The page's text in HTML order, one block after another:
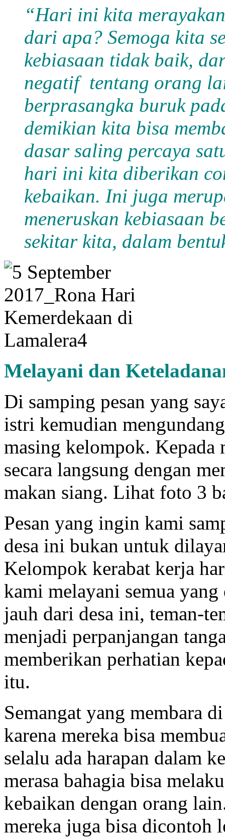
“Hari ini kita
dari apa? Semoga kita
kebiasaan tidak baik,
negatif tentang orang
berprasangka buruk
demikian kita bisa
dasar saling percaya
hari ini kita diberikan
kebaikan. Ini juga
meneruskan kebiasaan
sekitar kita, dalam
Melayani dan K
Di samping pesan yang
istri kemudian
masing kelompok. Kepada
secara langsung dengan
makan siang. Lihat foto 3
Pesan yang ingin kami
desa ini bukan untuk
Kelompok kerabat kerja
kami melayani semua
jauh dari desa ini, teman-
menjadi perpanjangan
memberikan perhatian
itu.
Semangat yang membara
karena mereka bisa
selalu ada harapan dalam
merasa bahagia bisa
kebaikan dengan orang
mereka juga bisa dicontoh